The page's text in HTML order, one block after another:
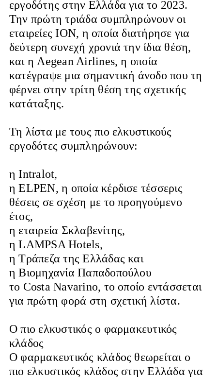
εργοδότης στην Ελλάδα για το 2023.
Την πρώτη τριάδα συμπληρώνουν οι
εταιρείες ΙΟΝ, η οποία διατήρησε για
δεύτερη συνεχή χρονιά την ίδια θέση,
και η Aegean Airlines, η οποία
κατέγραψε μια σημαντική άνοδο που τη
φέρνει στην τρίτη θέση της σχετικής
κατάταξης.
Τη λίστα με τους πιο ελκυστικούς
εργοδότες συμπληρώνουν:
η Intralot,
η ELPEN, η οποία κέρδισε τέσσερις
θέσεις σε σχέση με το προηγούμενο
έτος,
η εταιρεία Σκλαβενίτης,
η LAMPSA Hotels,
η Τράπεζα της Ελλάδας και
η Βιομηχανία Παπαδοπούλου
το Costa Navarino, το οποίο εντάσσεται
για πρώτη φορά στη σχετική λίστα.
Ο πιο ελκυστικός ο φαρμακευτικός
κλάδος
Ο φαρμακευτικός κλάδος θεωρείται ο
πιο ελκυστικός κλάδος στην Ελλάδα για